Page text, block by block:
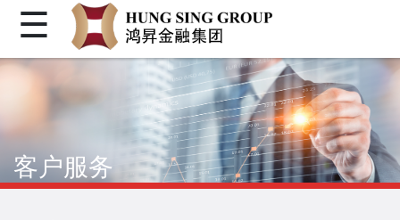
首页
关于我们
机构金融
☰
客户服务